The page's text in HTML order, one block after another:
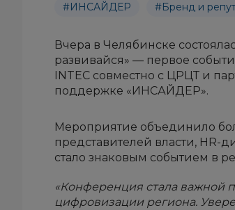
#ИНСАЙДЕР #Бренд и
Вчера в Челябинске
развивайся» — первое
INTEC совместно с ЦРЦТ и
поддержке «ИНСАЙДЕР».
Мероприятие объединило
представителей власти, HR-
стало знаковым событием в
«Конференция стала важной
цифровизации региона.